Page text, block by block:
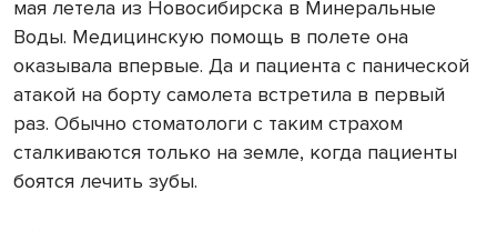
мая летела из Новосибирска в Минеральные
Воды. Медицинскую помощь в полете она
оказывала впервые. Да и пациента с панической
атакой на борту самолета встретила в первый
раз. Обычно стоматологи с таким страхом
сталкиваются только на земле, когда пациенты
боятся лечить зубы.